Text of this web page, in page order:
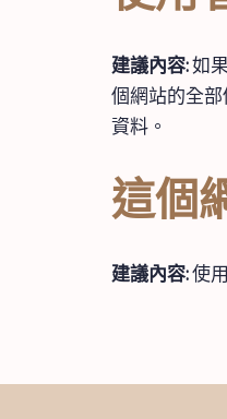
建議內容:如
個網站的全
資料。
這個
建議內容:使